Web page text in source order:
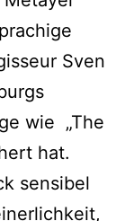
Sven
wie „The
hat.
sensibel